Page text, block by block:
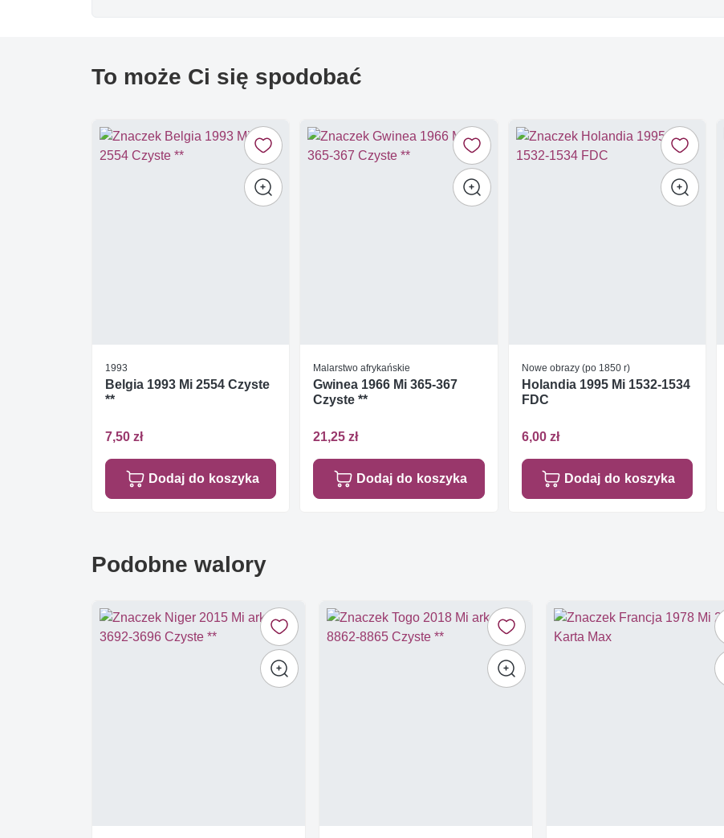
To może Ci się spodobać
1993
Belgia 1993 Mi 2554 Czyste
**
7,50 zł
Dodaj do koszyka
Malarstwo afrykańskie
Gwinea 1966 Mi 365-367
Czyste **
21,25 zł
Dodaj do koszyka
Nowe obrazy (po 1850 r)
Holandia 1995 Mi 1532-1534
FDC
6,00 zł
Dodaj do koszyka
Podobne walory